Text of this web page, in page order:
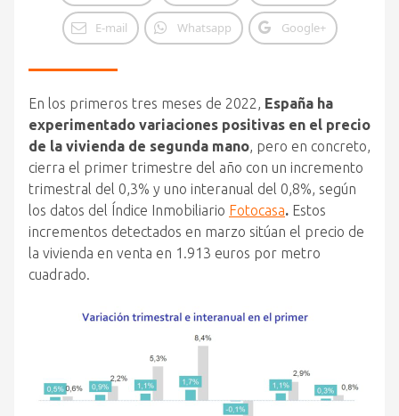
E-mail Whatsapp Google+
En los primeros tres meses de 2022, España ha
experimentado variaciones positivas en el precio
de la vivienda de segunda mano, pero en concreto,
cierra el primer trimestre del año con un incremento
trimestral del 0,3% y uno interanual del 0,8%, según
los datos del Índice Inmobiliario Fotocasa. Estos
incrementos detectados en marzo sitúan el precio de
la vivienda en venta en 1.913 euros por metro
cuadrado.